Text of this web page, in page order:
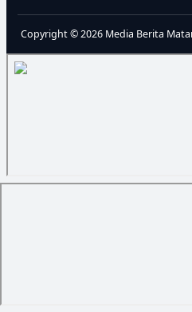
Copyright © 2026 Media Berita